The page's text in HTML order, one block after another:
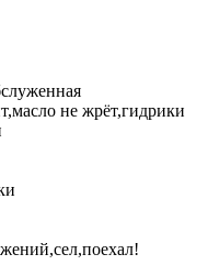
не жрёт,гидрики